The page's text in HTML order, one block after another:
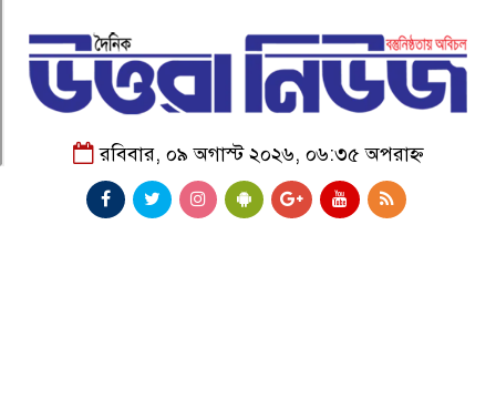
রবিবার, ০৯ অগাস্ট ২০২৬, ০৬:৩৫ অপরাহ্ন